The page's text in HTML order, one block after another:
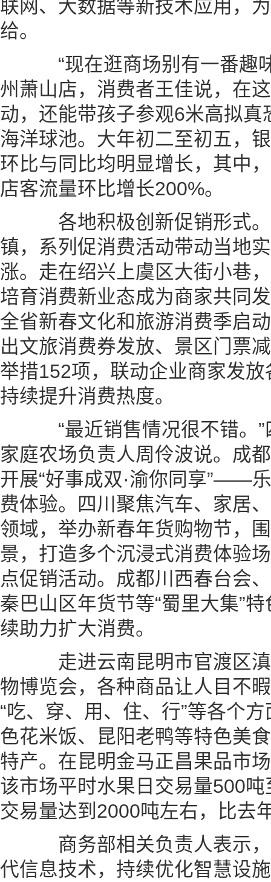
联网、大数据等新技术应用，
给。
“现在逛商场别有一番趣
州萧山店，消费者王佳说，在
动，还能带孩子参观6米高拟
海洋球池。大年初二至初五，
环比与同比均明显增长，其中
店客流量环比增长200%。
各地积极创新促销形式。
镇，系列促消费活动带动当地
涨。走在绍兴上虞区大街小巷
培育消费新业态成为商家共同
全省新春文化和旅游消费季启
出文旅消费券发放、景区门票
举措152项，联动企业商家发
持续提升消费热度。
“最近销售情况很不错。”
家庭农场负责人周伶波说。成
开展“好事成双·渝你同享”——
费体验。四川聚焦汽车、家居
领域，举办新春年货购物节，
景，打造多个沉浸式消费体验
点促销活动。成都川西春台会
秦巴山区年货节等“蜀里大集”
续助力扩大消费。
走进云南昆明市官渡区滇
物博览会，各种商品让人目不
“吃、穿、用、住、行”等各个
色花米饭、昆阳老鸭等特色美
特产。在昆明金马正昌果品市
该市场平时水果日交易量500
交易量达到2000吨左右，比去
商务部相关负责人表示，
代信息技术，持续优化智慧设